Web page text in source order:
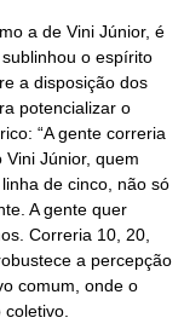
a de Vini Júnior, é
o espírito
a disposição dos
potencializar o
“A gente correria
Júnior, quem
de cinco, não só
A gente quer
Correria 10, 20,
a percepção
comum, onde o